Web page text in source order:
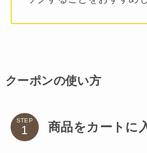
クーポンの使い方
STEP 商品をカートに